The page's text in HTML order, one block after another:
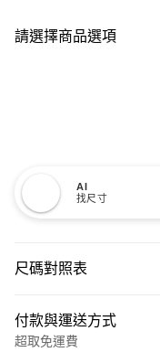
請選擇商品選項
AI
找尺寸
尺碼對照表
付款與運送方式
超取免運費